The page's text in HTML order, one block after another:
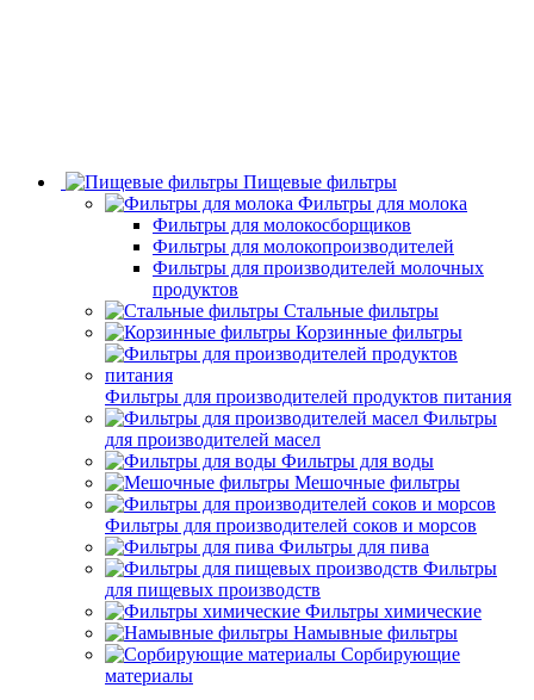
Пищевые фильтры
Фильтры для молока
Фильтры для молокосборщиков
Фильтры для молокопроизводителей
Фильтры для производителей молочных
продуктов
Стальные фильтры
Корзинные фильтры
Фильтры для производителей продуктов питания
Фильтры
для производителей масел
Фильтры для воды
Мешочные фильтры
Фильтры для производителей соков и морсов
Фильтры для пива
Фильтры
для пищевых производств
Фильтры химические
Намывные фильтры
Сорбирующие
материалы